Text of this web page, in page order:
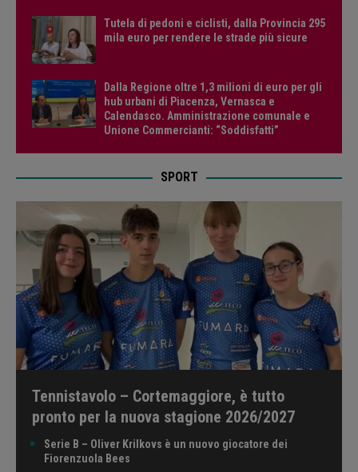
Tutela di pedoni e ciclisti, dalla Provincia 295
mila euro per rendere le strade più sicure
Dalla Regione oltre 1,3 milioni di euro per gli
hub urbani di Piacenza, Vernasca e
Calendasco. Amministrazione comunale e
Unione Commercianti: “Soddisfatti”
SPORT
Tennistavolo – Cortemaggiore, è tutto
pronto per la nuova stagione 2026/2027
Serie B – Oliver Krilkovs è un nuovo giocatore dei
Fiorenzuola Bees